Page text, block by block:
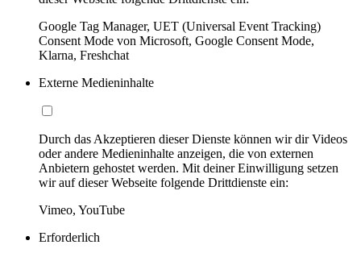
Google Tag Manager, UET (Universal Event Tracking)
Consent Mode von Microsoft, Google Consent Mode,
Klarna, Freshchat
Externe Medieninhalte
Durch das Akzeptieren dieser Dienste können wir dir Videos
oder andere Medieninhalte anzeigen, die von externen
Anbietern gehostet werden. Mit deiner Einwilligung setzen
wir auf dieser Webseite folgende Drittdienste ein:
Vimeo, YouTube
Erforderlich